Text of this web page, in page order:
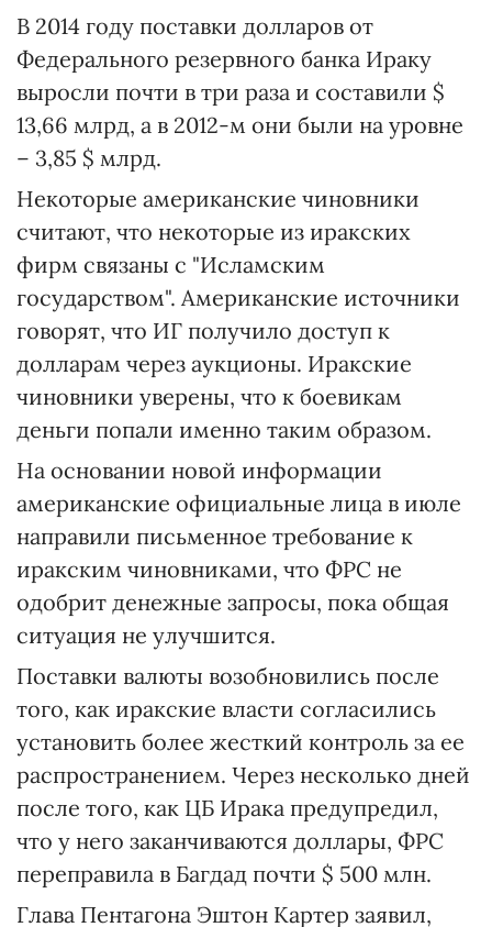
В 2014 году поставки долларов от
Федерального резервного банка Ираку
выросли почти в три раза и составили $
13,66 млрд, а в 2012-м они были на уровне
– 3,85 $ млрд.
Некоторые американские чиновники
считают, что некоторые из иракских
фирм связаны с "Исламским
государством". Американские источники
говорят, что ИГ получило доступ к
долларам через аукционы. Иракские
чиновники уверены, что к боевикам
деньги попали именно таким образом.
На основании новой информации
американские официальные лица в июле
направили письменное требование к
иракским чиновниками, что ФРС не
одобрит денежные запросы, пока общая
ситуация не улучшится.
Поставки валюты возобновились после
того, как иракские власти согласились
установить более жесткий контроль за ее
распространением. Через несколько дней
после того, как ЦБ Ирака предупредил,
что у него заканчиваются доллары, ФРС
переправила в Багдад почти $ 500 млн.
Глава Пентагона Эштон Картер заявил,